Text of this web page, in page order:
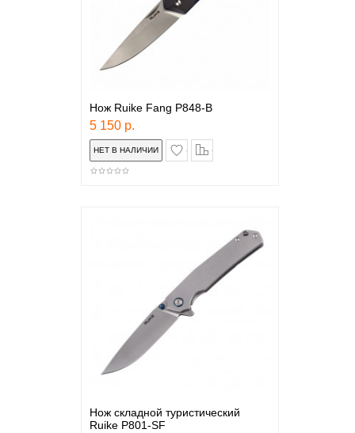
Нож Ruike Fang P848-B
5 150 р.
в закладки
Нож складной туристический
Ruike P801-SF